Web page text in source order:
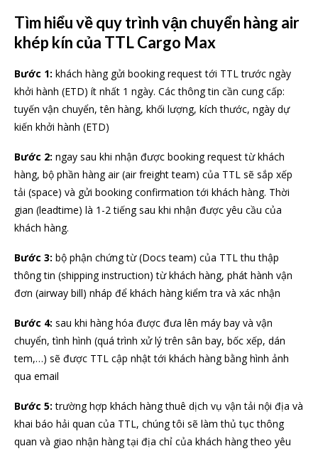
Tìm hiểu về quy trình vận chuyển hàng air
khép kín của TTL Cargo Max
Bước 1: khách hàng gửi booking request tới TTL trước ngày
khởi hành (ETD) ít nhất 1 ngày. Các thông tin cần cung cấp:
tuyến vận chuyển, tên hàng, khối lượng, kích thước, ngày dự
kiến khởi hành (ETD)
Bước 2: ngay sau khi nhận được booking request từ khách
hàng, bộ phần hàng air (air freight team) của TTL sẽ sắp xếp
tải (space) và gửi booking confirmation tới khách hàng. Thời
gian (leadtime) là 1-2 tiếng sau khi nhận được yêu cầu của
khách hàng.
Bước 3: bộ phận chứng từ (Docs team) của TTL thu thập
thông tin (shipping instruction) từ khách hàng, phát hành vận
đơn (airway bill) nháp để khách hàng kiểm tra và xác nhận
Bước 4: sau khi hàng hóa được đưa lên máy bay và vận
chuyển, tình hình (quá trình xử lý trên sân bay, bốc xếp, dán
tem,…) sẽ được TTL cập nhật tới khách hàng bằng hình ảnh
qua email
Bước 5:trường hợp khách hàng thuê dịch vụ vận tải nội địa và
khai báo hải quan của TTL, chúng tôi sẽ làm thủ tục thông
quan và giao nhận hàng tại địa chỉ của khách hàng theo yêu